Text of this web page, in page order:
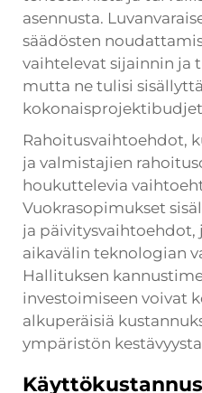
asennusta.
säädösten
vaihtelevat sijainnin ja
mutta ne tulisi
Rahoitusvaihtoehdot,
ja valmistajien
houkuttelevia
Vuokrasopimukset
ja
aikavälin teknologian
Hallituksen
investoimiseen voivat
alkuperäisiä
ympäristön